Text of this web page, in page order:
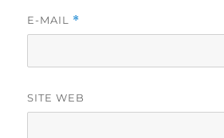
E-MAIL *
SITE WEB